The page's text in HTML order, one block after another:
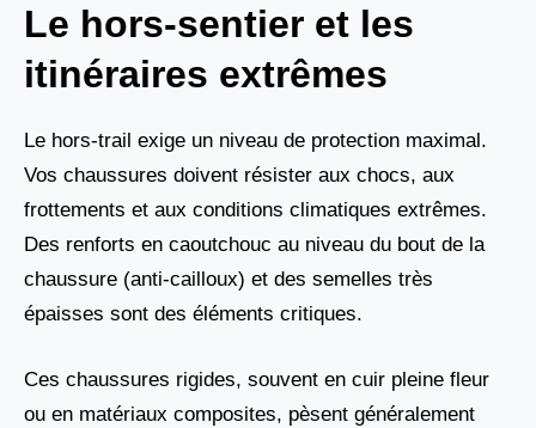
Le hors-sentier et les
itinéraires extrêmes
Le hors-trail exige un niveau de protection maximal.
Vos chaussures doivent résister aux chocs, aux
frottements et aux conditions climatiques extrêmes.
Des renforts en caoutchouc au niveau du bout de la
chaussure (anti-cailloux) et des semelles très
épaisses sont des éléments critiques.
Ces chaussures rigides, souvent en cuir pleine fleur
ou en matériaux composites, pèsent généralement